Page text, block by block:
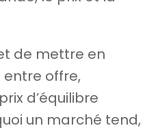
de mettre en
offre,
d’équilibre
un marché tend,